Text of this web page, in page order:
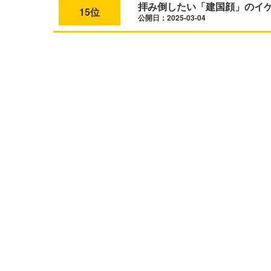
15位 拝み倒したい「建国顔」のイ
公開日：2025-03-04